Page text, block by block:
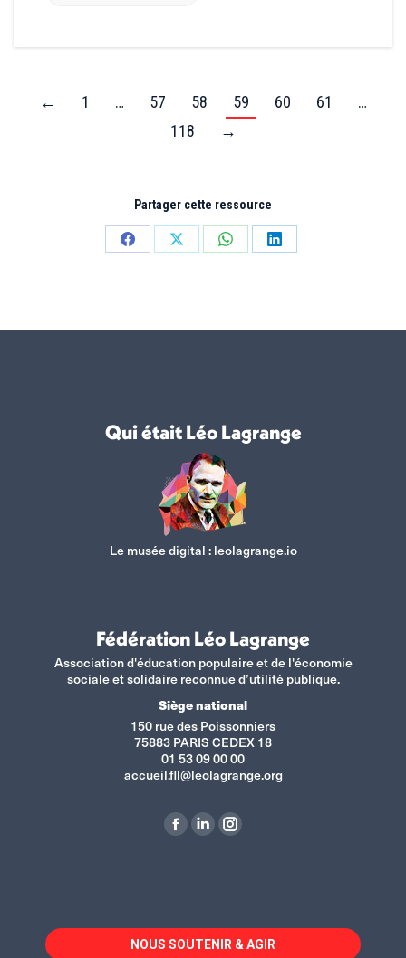
← 1 … 57 58 59 60 61
…
118
→
Partager cette ressource
PartagerPartagerPartagerPartager
Qui était Léo Lagrange
Le musée digital :leolagrange.io
Fédération Léo Lagrange
Association d'éducation populaire et de l'économie
sociale et solidaire reconnue d’utilité publique.
Siège national
150 rue des Poissonniers
75883 PARIS CEDEX 18
01 53 09 00 00
accueil.fll@leolagrange.org
La
dans
une
La
dans
une
La
dans
une
NOUS SOUTENIR & AGIR